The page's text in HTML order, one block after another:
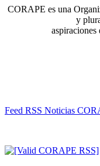
CORAPE es una
y
aspiraciones
Feed RSS Noticias